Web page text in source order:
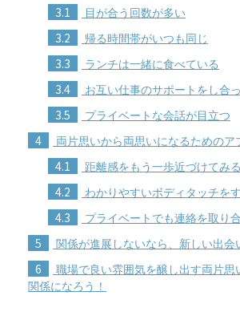
3.1 目が合う回数が多い
3.2 帰る時間帯がいつも同じ
3.3 ランチは一緒に食べている
3.4 お互い仕事のサポートをし合
3.5 プライベートな会話が目立つ
4 両片思いから両思いになるためのア
4.1 距離感をもう一歩近づけてみる
4.2 わかりやすいボディタッチを
4.3 プライベートでも連絡を取り
5 関係が進展しないなら、新しい出会
6
職場で良い雰囲気を醸し出す両片思
関係になろう！